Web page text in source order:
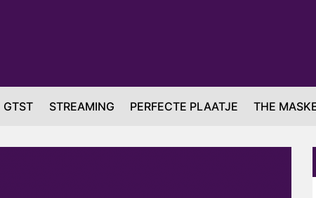
GTST STREAMING PERFECTE PLAATJE THE